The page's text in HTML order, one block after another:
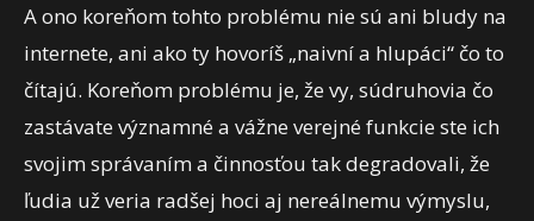
A ono koreňom tohto problému nie sú ani bludy na
internete, ani ako ty hovoríš „naivní a hlupáci“ čo to
čítajú. Koreňom problému je, že vy, súdruhovia čo
zastávate významné a vážne verejné funkcie ste ich
svojim správaním a činnosťou tak degradovali, že
ľudia už veria radšej hoci aj nereálnemu výmyslu,